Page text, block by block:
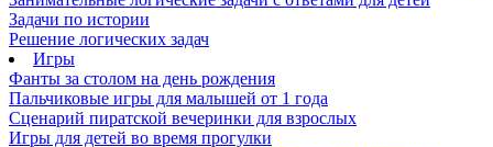
Задачи по истории
Решение логических задач
Игры
Фанты за столом на день рождения
Пальчиковые игры для малышей от 1 года
Сценарий пиратской вечеринки для взрослых
Игры для детей во время прогулки